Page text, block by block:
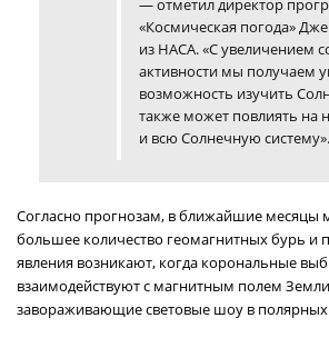
— отметил директор
«Космическая погода»
из НАСА. «С увеличением
активности мы получаем
возможность изучить
также может повлиять на
и всю Солнечную систему».
Согласно прогнозам, в ближайшие
большее количество геомагнитных бурь и
явления возникают, когда корональные
взаимодействуют с магнитным полем
завораживающие световые шоу в полярных